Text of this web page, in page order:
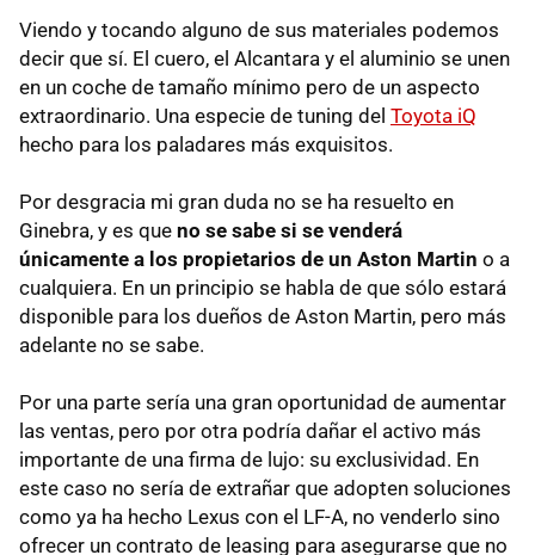
Viendo y tocando alguno de sus materiales podemos
decir que sí. El cuero, el Alcantara y el aluminio se unen
en un coche de tamaño mínimo pero de un aspecto
extraordinario. Una especie de tuning del Toyota iQ
hecho para los paladares más exquisitos.
Por desgracia mi gran duda no se ha resuelto en
Ginebra, y es que no se sabe si se venderá
únicamente a los propietarios de un Aston Martin o a
cualquiera. En un principio se habla de que sólo estará
disponible para los dueños de Aston Martin, pero más
adelante no se sabe.
Por una parte sería una gran oportunidad de aumentar
las ventas, pero por otra podría dañar el activo más
importante de una firma de lujo: su exclusividad. En
este caso no sería de extrañar que adopten soluciones
como ya ha hecho Lexus con el LF-A, no venderlo sino
ofrecer un contrato de leasing para asegurarse que no